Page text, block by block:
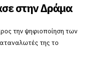
στην Δράμα
την ψηφιοποίηση των
της το